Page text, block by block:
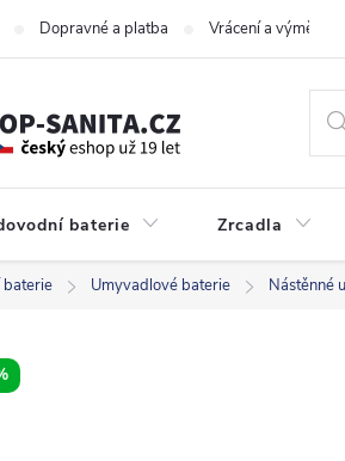
Dopravné a platba Vrácení a výměna
baterie Zrcadla
baterie Umyvadlové baterie Nástěnné